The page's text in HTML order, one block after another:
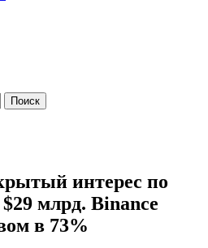
интерес по
млрд. Binance
в 73%